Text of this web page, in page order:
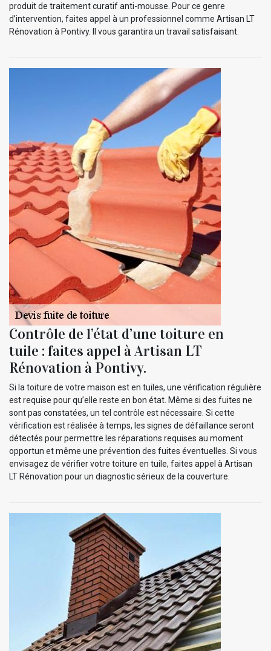
produit de traitement curatif anti-mousse. Pour ce genre
d’intervention, faites appel à un professionnel comme Artisan LT
Rénovation à Pontivy. Il vous garantira un travail satisfaisant.
Contrôle de l’état d’une toiture en
tuile : faites appel à Artisan LT
Rénovation à Pontivy.
Si la toiture de votre maison est en tuiles, une vérification régulière
est requise pour qu’elle reste en bon état. Même si des fuites ne
sont pas constatées, un tel contrôle est nécessaire. Si cette
vérification est réalisée à temps, les signes de défaillance seront
détectés pour permettre les réparations requises au moment
opportun et même une prévention des fuites éventuelles. Si vous
envisagez de vérifier votre toiture en tuile, faites appel à Artisan
LT Rénovation pour un diagnostic sérieux de la couverture.